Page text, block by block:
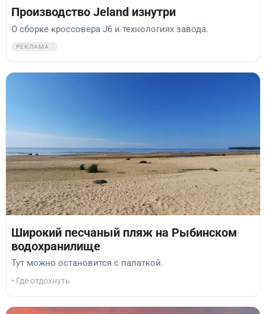
Производство Jeland изнутри
О сборке кроссовера J6 и технологиях завода.
РЕКЛАМА
Широкий песчаный пляж на Рыбинском
водохранилище
Тут можно остановится с палаткой.
• Где отдохнуть